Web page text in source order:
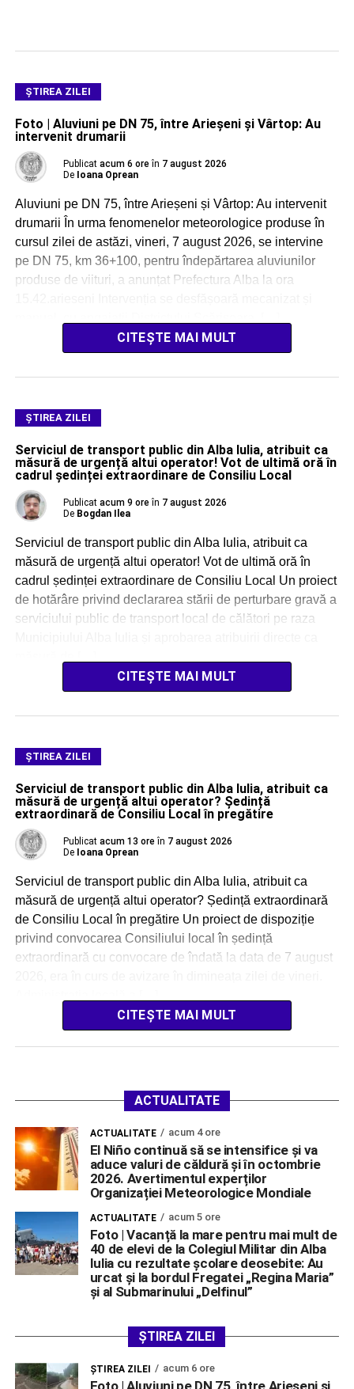
ŞTIREA ZILEI
Foto | Aluviuni pe DN 75, între Arieșeni și Vârtop: Au
intervenit drumarii
Publicat acum 6 ore în 7 august 2026
De Ioana Oprean
Aluviuni pe DN 75, între Arieșeni și Vârtop: Au intervenit
drumarii În urma fenomenelor meteorologice produse în
cursul zilei de astăzi, vineri, 7 august 2026, se intervine
pe DN 75, km 36+100, pentru îndepărtarea aluviunilor
produse de viituri, a anunțat Prefectura Alba la ora
CITEȘTE MAI MULT
ŞTIREA ZILEI
Serviciul de transport public din Alba Iulia, atribuit ca
măsură de urgență altui operator! Vot de ultimă oră în
cadrul ședinței extraordinare de Consiliu Local
Publicat acum 9 ore în 7 august 2026
De Bogdan Ilea
Serviciul de transport public din Alba Iulia, atribuit ca
măsură de urgență altui operator! Vot de ultimă oră în
cadrul ședinței extraordinare de Consiliu Local Un proiect
de hotărâre privind declararea stării de perturbare gravă a
serviciului public de transport local de călători pe raza
CITEȘTE MAI MULT
ŞTIREA ZILEI
Serviciul de transport public din Alba Iulia, atribuit ca
măsură de urgență altui operator? Ședință
extraordinară de Consiliu Local în pregătire
Publicat acum 13 ore în 7 august 2026
De Ioana Oprean
Serviciul de transport public din Alba Iulia, atribuit ca
măsură de urgență altui operator? Ședință extraordinară
de Consiliu Local în pregătire Un proiect de dispoziție
privind convocarea Consiliului local în ședință
extraordinară cu convocare de îndată la data de 7 august
CITEȘTE MAI MULT
ACTUALITATE
ACTUALITATE acum 4 ore
El Niño continuă să se intensifice și va
aduce valuri de căldură și în octombrie
2026. Avertimentul experților
Organizației Meteorologice Mondiale
ACTUALITATE acum 5 ore
Foto | Vacanță la mare pentru mai mult de
40 de elevi de la Colegiul Militar din Alba
Iulia cu rezultate școlare deosebite: Au
urcat și la bordul Fregatei „Regina Maria”
și al Submarinului „Delfinul”
ȘTIREA ZILEI
ŞTIREA ZILEI acum 6 ore